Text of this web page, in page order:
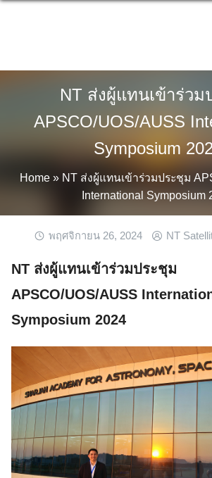
NT ส่งผู้แทนเข้าร่วม
APSCO/UOS/AUSS
Symposium
Home » NT ส่งผู้แทนเข้าร่วมประชุม
International Symposium
พฤศจิกายน 26, 2024 NT
NT ส่งผู้แทนเข้าร่วมประชุม
APSCO/UOS/AUSS
Symposium 2024